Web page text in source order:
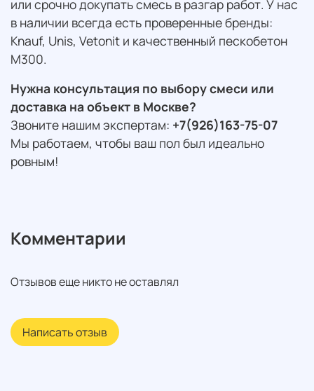
или срочно докупать смесь в разгар работ. У нас
в наличии всегда есть проверенные бренды:
Knauf, Unis, Vetonit и качественный пескобетон
М300.
Нужна консультация по выбору смеси или
доставка на объект в Москве?
Звоните нашим экспертам: +7(926)163-75-07
Мы работаем, чтобы ваш пол был идеально
ровным!
Комментарии
Отзывов еще никто не оставлял
Написать отзыв